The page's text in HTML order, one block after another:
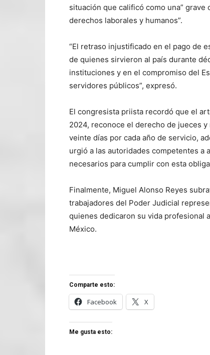
situación que calificó como una”
derechos laborales y humanos”.
“El retraso injustificado en el pago de
de quienes sirvieron al país durante
instituciones y en el compromiso del
servidores públicos”, expresó.
El congresista priista recordó que el
2024, reconoce el derecho de jueces
veinte días por cada año de servicio,
urgió a las autoridades competentes
necesarios para cumplir con esta
Finalmente, Miguel Alonso Reyes
trabajadores del Poder Judicial
quienes dedicaron su vida profesional
México.
Comparte esto:
Facebook X
Me gusta esto: